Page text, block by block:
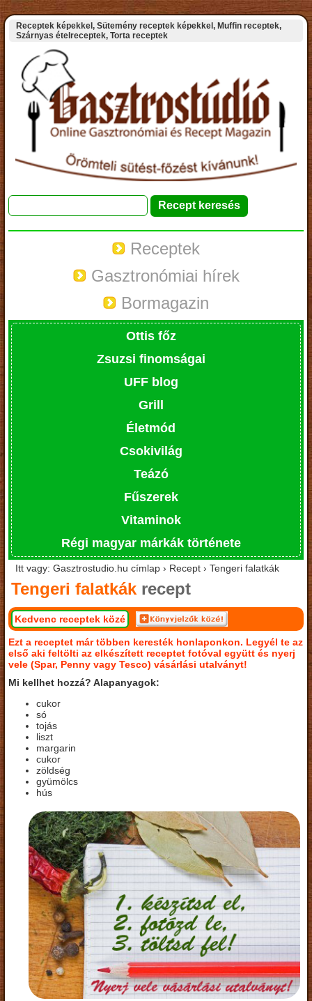
Receptek képekkel, Sütemény receptek képekkel, Muffin receptek,
Szárnyas ételreceptek, Torta receptek
Receptek
Gasztronómiai hírek
Bormagazin
Ottis főz
Zsuzsi finomságai
UFF blog
Grill
Életmód
Csokivilág
Teázó
Fűszerek
Vitaminok
Régi magyar márkák története
Itt vagy: Gasztrostudio.hu címlap › Recept › Tengeri falatkák
Tengeri falatkák recept
Kedvenc receptek közé
Ezt a receptet már többen keresték honlaponkon. Legyél te az
első aki feltölti az elkészített receptet fotóval együtt és nyerj
vele (Spar, Penny vagy Tesco) vásárlási utalványt!
Mi kellhet hozzá? Alapanyagok:
cukor
só
tojás
liszt
margarin
cukor
zöldség
gyümölcs
hús